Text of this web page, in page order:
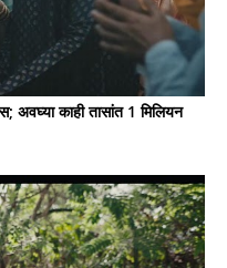
अवघ्या काही तासांत 1 मिलियन